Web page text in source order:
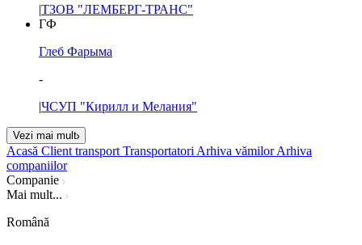
|ТЗОВ "ЛЕМБЕРГ-ТРАНС"
ГФ
Глеб Фарыма
-
|ЧСУП "Кирилл и Мелания"
Vezi mai mult
Acasă Client transport TransportatoriArhiva vămilorArhiva
companiilor
Companie
Mai mult...
Română